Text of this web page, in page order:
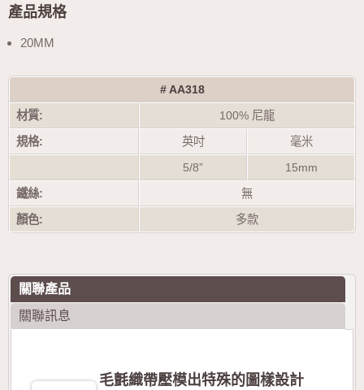
產品規格
20MM
# AA318
材質:
100% 尼龍
規格:
英吋
毫米
5/8”
15mm
鐵絲:
無
顏色:
多款
關聯產品
關聯訊息
毛氈織帶壓模出特殊的圖樣設計